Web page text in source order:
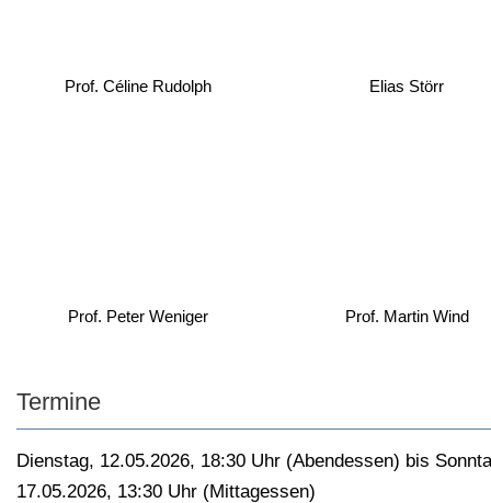
Prof. Céline Rudolph Elias Störr
Prof. Peter Weniger Prof. Martin Wind
Termine
Dienstag, 12.05.2026, 18:30 Uhr (Abendessen) bis
17.05.2026, 13:30 Uhr (Mittagessen)